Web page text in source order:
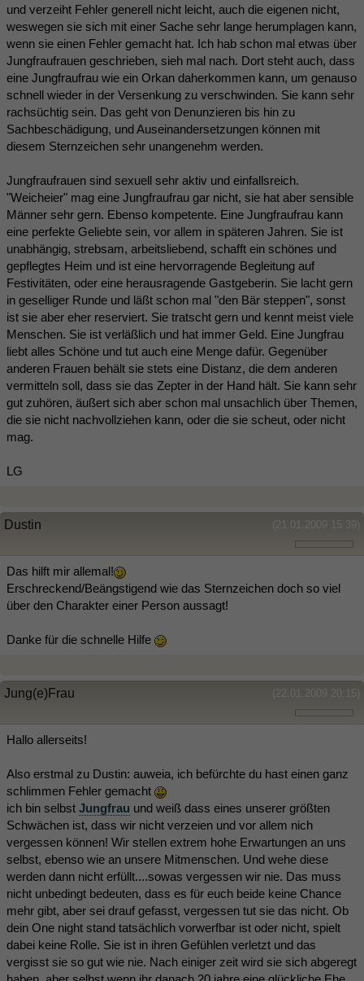
und verzeiht Fehler generell nicht leicht, auch die eigenen nicht,
weswegen sie sich mit einer Sache sehr lange herumplagen kann,
wenn sie einen Fehler gemacht hat. Ich hab schon mal etwas über
Jungfraufrauen geschrieben, sieh mal nach. Dort steht auch, dass
eine Jungfraufrau wie ein Orkan daherkommen kann, um genauso
schnell wieder in der Versenkung zu verschwinden. Sie kann sehr
rachsüchtig sein. Das geht von Denunzieren bis hin zu
Sachbeschädigung, und Auseinandersetzungen können mit
diesem Sternzeichen sehr unangenehm werden.
Jungfraufrauen sind sexuell sehr aktiv und einfallsreich.
"Weicheier" mag eine Jungfraufrau gar nicht, sie hat aber sensible
Männer sehr gern. Ebenso kompetente. Eine Jungfraufrau kann
eine perfekte Geliebte sein, vor allem in späteren Jahren. Sie ist
unabhängig, strebsam, arbeitsliebend, schafft ein schönes und
gepflegtes Heim und ist eine hervorragende Begleitung auf
Festivitäten, oder eine herausragende Gastgeberin. Sie lacht gern
in geselliger Runde und läßt schon mal "den Bär steppen", sonst
ist sie aber eher reserviert. Sie tratscht gern und kennt meist viele
Menschen. Sie ist verläßlich und hat immer Geld. Eine Jungfrau
liebt alles Schöne und tut auch eine Menge dafür. Gegenüber
anderen Frauen behält sie stets eine Distanz, die dem anderen
vermitteln soll, dass sie das Zepter in der Hand hält. Sie kann sehr
gut zuhören, äußert sich aber schon mal unsachlich über Themen,
die sie nicht nachvollziehen kann, oder die sie scheut, oder nicht
mag.
LG
(21.01.2009 15:39)
Dustin
Das hilft mir allemal!
Erschreckend/Beängstigend wie das Sternzeichen doch so viel
über den Charakter einer Person aussagt!
Danke für die schnelle Hilfe
(22.01.2009 20:15)
Jung(e)Frau
Hallo allerseits!
Also erstmal zu Dustin: auweia, ich befürchte du hast einen ganz
schlimmen Fehler gemacht
ich bin selbst Jungfrau und weiß dass eines unserer größten
Schwächen ist, dass wir nicht verzeien und vor allem nich
vergessen können! Wir stellen extrem hohe Erwartungen an uns
selbst, ebenso wie an unsere Mitmenschen. Und wehe diese
werden dann nicht erfüllt....sowas vergessen wir nie. Das muss
nicht unbedingt bedeuten, dass es für euch beide keine Chance
mehr gibt, aber sei drauf gefasst, vergessen tut sie das nicht. Ob
dein One night stand tatsächlich vorwerfbar ist oder nicht, spielt
dabei keine Rolle. Sie ist in ihren Gefühlen verletzt und das
vergisst sie so gut wie nie. Nach einiger zeit wird sie sich abgeregt